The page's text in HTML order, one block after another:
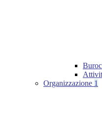
Organizzazione 1